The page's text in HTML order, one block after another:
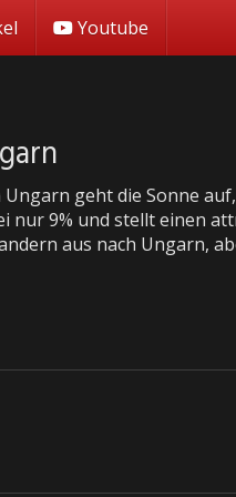
Youtube
Ungarn geht die Sonne
nur 9% und stellt einen
aus nach Ungarn,